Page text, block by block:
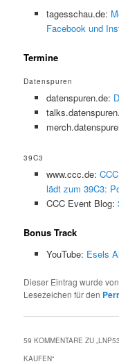
tagesschau.de:
Facebook und
Termine
Datenspuren
datenspuren.de:
39C3
www.ccc.de:
lädt zum 39C3:
CCC Event Blog:
Bonus Track
YouTube: Esels
Dieser Eintrag wurde
Lesezeichen für den
59 KOMMENTARE ZU „
KAUFEN“